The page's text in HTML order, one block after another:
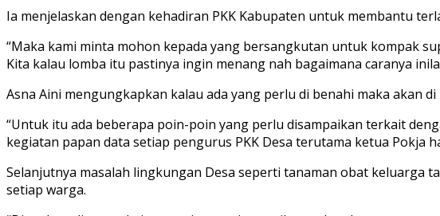
Ia menjelaskan dengan kehadiran PKK Kabupaten untuk membantu
“Maka kami minta mohon kepada yang bersangkutan untuk kompak
Kita kalau lomba itu pastinya ingin menang nah bagaimana caranya
Asna Aini mengungkapkan kalau ada yang perlu di benahi maka akan di
“Untuk itu ada beberapa poin-poin yang perlu disampaikan terkait
kegiatan papan data setiap pengurus PKK Desa terutama ketua Pokja
Selanjutnya masalah lingkungan Desa seperti tanaman obat keluarga
setiap warga.